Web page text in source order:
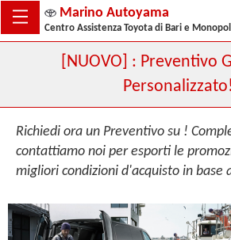
Marino Autoyama
Centro Assistenza Toyota di Bari e
[NUOVO] : Preventivo
Personalizzato!
Richiedi ora un Preventivo su !
contattiamo noi per esporti le
migliori condizioni d'acquisto in base